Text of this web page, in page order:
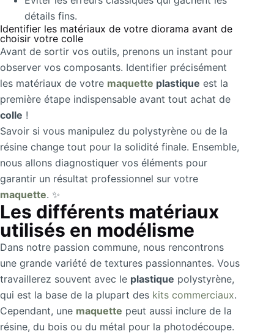
détails fins.
Identifier les matériaux de votre diorama avant de
choisir votre colle
Avant de sortir vos outils, prenons un instant pour
observer vos composants. Identifier précisément
les matériaux de votre maquette plastique est la
première étape indispensable avant tout achat de
colle !
Savoir si vous manipulez du polystyrène ou de la
résine change tout pour la solidité finale. Ensemble,
nous allons diagnostiquer vos éléments pour
garantir un résultat professionnel sur votre
maquette. ✨
Les différents matériaux
utilisés en modélisme
Dans notre passion commune, nous rencontrons
une grande variété de textures passionnantes. Vous
travaillerez souvent avec le plastique polystyrène,
qui est la base de la plupart des kits commerciaux.
Cependant, une maquette peut aussi inclure de la
résine, du bois ou du métal pour la photodécoupe.